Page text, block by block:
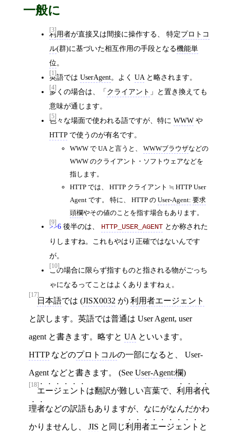
一般に
[3]
利用者が直接又は間接に操作する、 特定プロトコ
ル(群)に基づいた相互作用の手段となる機能単
位。
[1]
英語では UserAgent。よく UAと略されます。
[4]
多くの場合は、「クライアント 」と置き換えても
意味が通じます。
[5]
色々な場面で使われる語ですが、特に WWW や
HTTPで使うのが有名です。
WWW で UA と言うと、 WWWブラウザなどの
WWW のクライアント・ソフトウェアなどを
指します。
HTTP では、 HTTP クライアント ≒ HTTP User
Agent です。 特に、 HTTP の User-Agent: 要求
頭欄やその値のことを指す場合もあります。
[9]
>>6 後半のは、 HTTP_USER_AGENT とか称された
りしますね。これもやはり正確ではないんです
が。
[10]
この場合に限らず指すものと指される物がごっち
ゃになるってことはよくありますねぇ。
[17]
日本語では (JISX0032 が) 利用者エージェント
と訳します。英語では普通は User Agent, user
agent と書きます。略すと UA といいます。
HTTPなどのプロトコルの一部になると、 User-
Agent などと書きます。 (See User-Agent:欄)
[18]
エージェント は翻訳が難しい言葉で、 利用者代
理者などの訳語もありますが、なにがなんだかわ
かりませんし、 JIS と同じ利用者エージェント と